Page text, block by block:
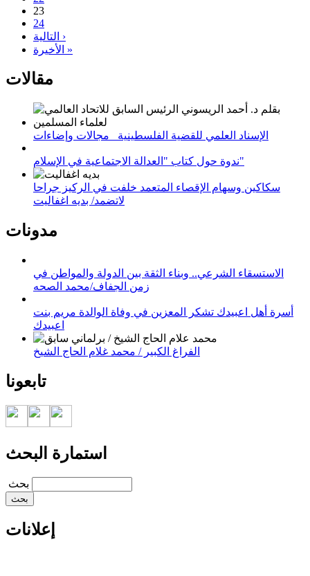
23
24
التالية ›
الأخيرة »
مقالات
الإسناد العلمي للقضية الفلسطينية_ مجالات وإضاءات
ندوة حول كتاب "العدالة الاجتماعية في الإسلام"
سكاكين وسهام الإقصاء المتعمد خلفت في الركيز جراحا
لاتضمد/ بديه اغفاليت
مدونات
الاستسقاء الشرعي.. وبناء الثقة بين الدولة والمواطن في
زمن الجفاف/محمد الصحه
أسرة أهل اعبيدك تشكر المعزين في وفاة الوالدة مريم بنت
اعبيدك
الفراغ الكبير / محمد غلام الحاج الشيخ
تابعونا
استمارة البحث
‏بحث ‏
إعلانات